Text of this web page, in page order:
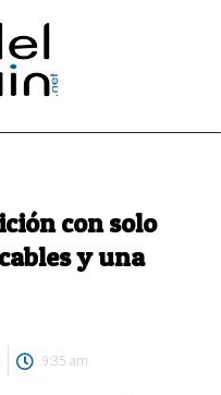
con solo
y una
9:35 am